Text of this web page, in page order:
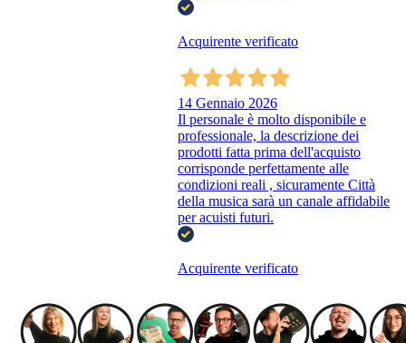
Acquirente verificato
14 Gennaio 2026
Il personale è molto disponibile e
professionale, la descrizione dei
prodotti fatta prima dell'acquisto
corrisponde perfettamente alle
condizioni reali , sicuramente Città
della musica sarà un canale affidabile
per acuisti futuri.
Acquirente verificato